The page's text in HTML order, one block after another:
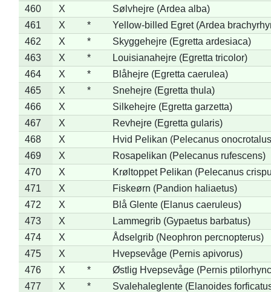
460
X
Sølvhejre (Ardea alba)
461
X *
Yellow-billed Egret (Ardea
462
X *
Skyggehejre (Egretta ardesiaca)
463
X *
Louisianahejre (Egretta tricolor)
464
X *
Blåhejre (Egretta caerulea)
465
X *
Snehejre (Egretta thula)
466
X
Silkehejre (Egretta garzetta)
467
X
Revhejre (Egretta gularis)
468
X
Hvid Pelikan (Pelecanus
469
X
Rosapelikan (Pelecanus rufescens)
470
X
Krøltoppet Pelikan (Pelecanus
471
X
Fiskeørn (Pandion haliaetus)
472
X
Blå Glente (Elanus caeruleus)
473
X
Lammegrib (Gypaetus barbatus)
474
X
Ådselgrib (Neophron percnopterus)
475
X
Hvepsevåge (Pernis apivorus)
476
X *
Østlig Hvepsevåge (Pernis
477
X *
Svalehaleglente (Elanoides